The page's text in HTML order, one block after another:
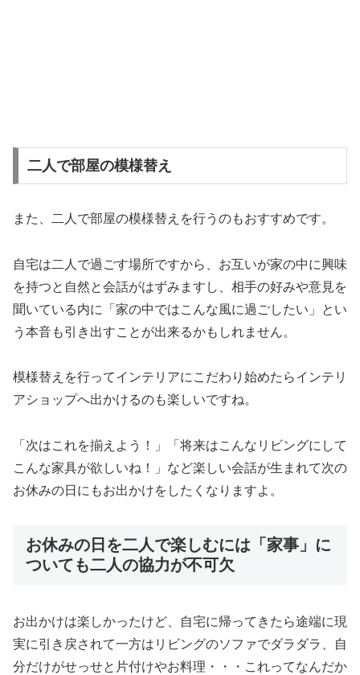
二人で部屋の模様替え
また、二人で部屋の模様替えを行うのもおすすめです。
自宅は二人で過ごす場所ですから、お互いが家の中に興味
を持つと自然と会話がはずみますし、相手の好みや意見を
聞いている内に「家の中ではこんな風に過ごしたい」とい
う本音も引き出すことが出来るかもしれません。
模様替えを行ってインテリアにこだわり始めたらインテリ
アショップへ出かけるのも楽しいですね。
「次はこれを揃えよう！」「将来はこんなリビングにして
こんな家具が欲しいね！」など楽しい会話が生まれて次の
お休みの日にもお出かけをしたくなりますよ。
お休みの日を二人で楽しむには「家事」に
ついても二人の協力が不可欠
お出かけは楽しかったけど、自宅に帰ってきたら途端に現
実に引き戻されて一方はリビングのソファでダラダラ、自
分だけがせっせと片付けやお料理・・・これってなんだか